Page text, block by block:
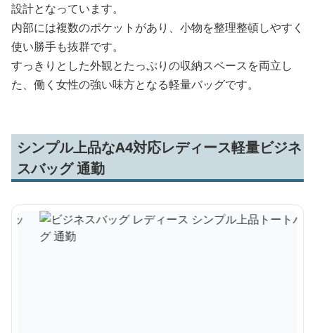
設計となっています。
内部には複数のポケットがあり、小物を整理整頓しやすく
使い勝手も抜群です。
すっきりとした外観とたっぷりの収納スペースを両立し
た、働く女性の強い味方となる軽量バッグです。
シンプル上品なA4対応レディース軽量ビジネ
スバッグ 通勤